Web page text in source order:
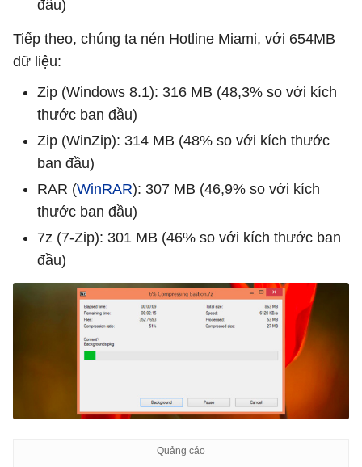
đầu)
Tiếp theo, chúng ta nén Hotline Miami, với 654MB
dữ liệu:
Zip (Windows 8.1): 316 MB (48,3% so với kích
thước ban đầu)
Zip (WinZip): 314 MB (48% so với kích thước
ban đầu)
RAR (WinRAR): 307 MB (46,9% so với kích
thước ban đầu)
7z (7-Zip): 301 MB (46% so với kích thước ban
đầu)